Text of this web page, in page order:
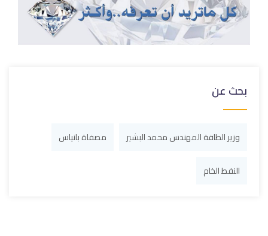
بحث عن
وزير الطاقة المهندس محمد البشير مصفاة بانياس
النفط الخام